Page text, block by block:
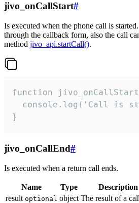
jivo_onCallStart#
Is executed when the phone call is
through the callback form, also the call
method jivo_api.startCall().
function
console.log('Call is
}
jivo_onCallEnd#
Is executed when a return call ends.
Name Type
Description
result optional object The result of a